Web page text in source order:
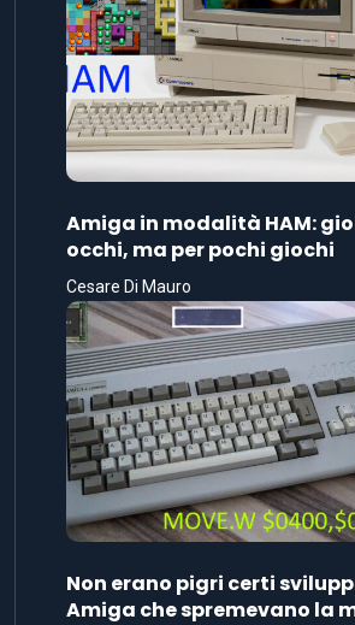
Amiga in modalità HAM:
occhi, ma per pochi giochi
Cesare Di Mauro
Non erano pigri certi
Amiga che spremevano la